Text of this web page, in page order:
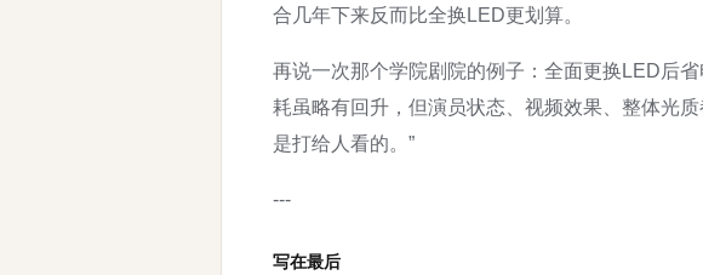
合几年下来反而比全换LED更划算。
再说一次那个学院剧院的例子：全面更换LED后
耗虽略有回升，但演员状态、视频效果、整体光
是打给人看的。”
---
写在最后